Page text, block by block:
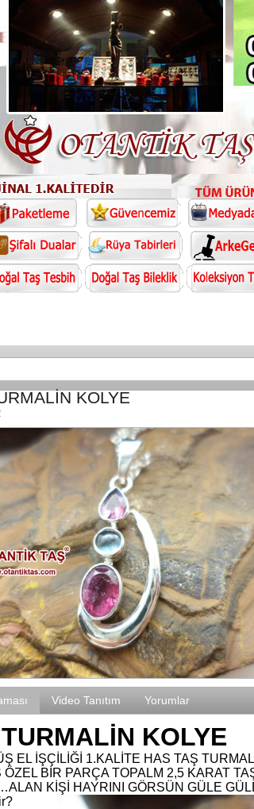
KOLYE
Video Tanıtım Yorumlar
KOLYE
EL İŞÇİLİĞİ 1.KALİTE HAS TAŞ
ÖZEL BİR PARÇA TOPALM 2,5 KARAT
KİŞİ HAYRINI GÖRSÜN GÜLE